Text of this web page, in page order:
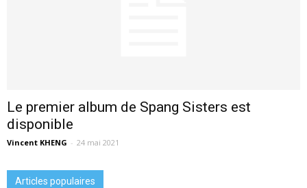
Le premier album de Spang Sisters est
disponible
Vincent KHENG - 24 mai 2021
Articles populaires